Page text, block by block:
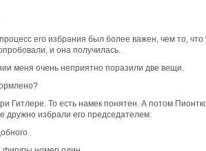
его избрания был более важен, чем то, что
и она получилась.
меня очень неприятно поразили две вещи.
Гитлере. То есть намек понятен. А потом
дружно избрали его председателем.